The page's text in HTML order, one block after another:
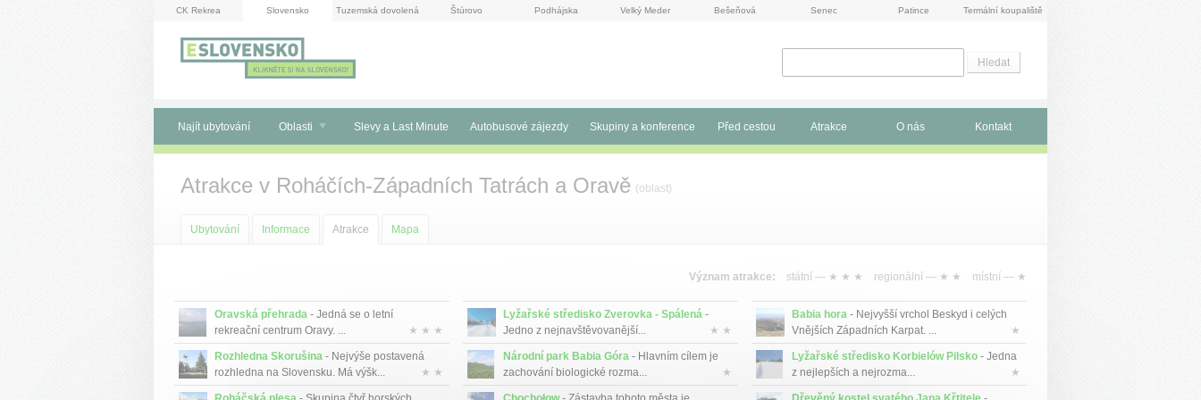
CK Rekrea Slovensko Tuzemská dovolená Štúrovo Podhájska Velký Meder Bešeňová Senec Patince Termální koupaliště
Najít ubytování Oblasti Slevy a Last Minute Autobusové zájezdy Skupiny a konference Před cestou Atrakce O nás Kontakt
Atrakce v Roháčích-Západních Tatrách a Oravě (oblast)
Ubytování Informace Atrakce Mapa
Význam atrakce: státní — ★ ★ ★ regionální — ★ ★ místní — ★
Oravská přehrada - Jedná se o letní
rekreační centrum Oravy. ...
★ ★ ★
Rozhledna Skorušina - Nejvýše postavená
rozhledna na Slovensku. Má výšk...
★ ★
Lyžařské středisko Zverovka - Spálená-
Jedno z nejnavštěvovanější...
★ ★
Národní park Babia Góra- Hlavním cílem je
zachování biologické rozma...
★
Babia hora- Nejvyšší vrchol Beskyd i celých
Vnějších Západních Karpat. ...
★
Lyžařské středisko Korbielów Pilsko- Jedna
z nejlepších a nejrozma...
★